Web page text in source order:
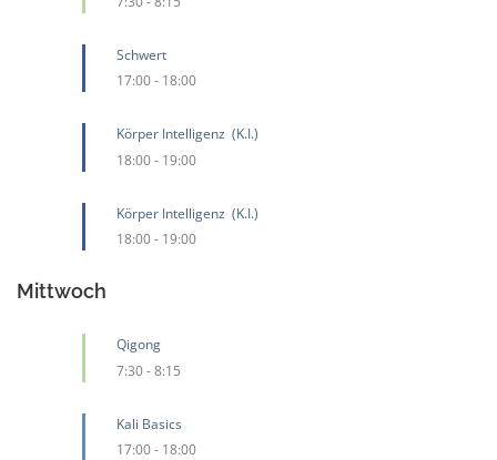
Schwert
17:00- 18:00
Körper Intelligenz (K.I.)
18:00- 19:00
Körper Intelligenz (K.I.)
18:00- 19:00
Mittwoch
Qigong
7:30-8:15
Kali Basics
17:00- 18:00